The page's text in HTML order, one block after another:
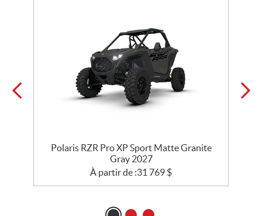
Polaris RZR Pro XP Sport Matte Granite
Gray 2027
À partir de :31 769 $